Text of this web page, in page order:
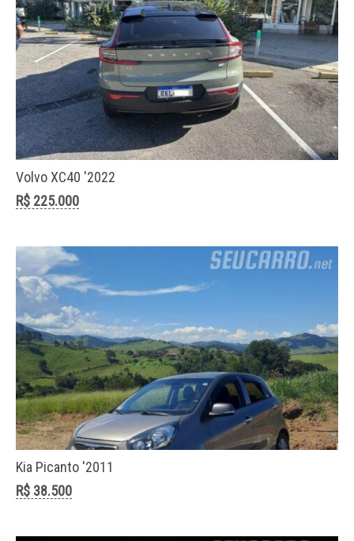
8 Carros Mais Vendidos da Chery
maio 15, 2025
Os 8 Carros Mais Vendidos da Chery no Brasil:
Tecnologia Acessível, Visual Moderno e
Consolidação Nacional A Chery, sob a gestão da
Caoa desde 2018, passou de marca de entrada
para uma das mais competitivas no m ...
maio 15, 2025
Os 8 Carros Mais Vendidos da Audi no Brasil:
Volvo XC40 '2022
R$ 225.000
Kia Picanto '2011
R$ 38.500